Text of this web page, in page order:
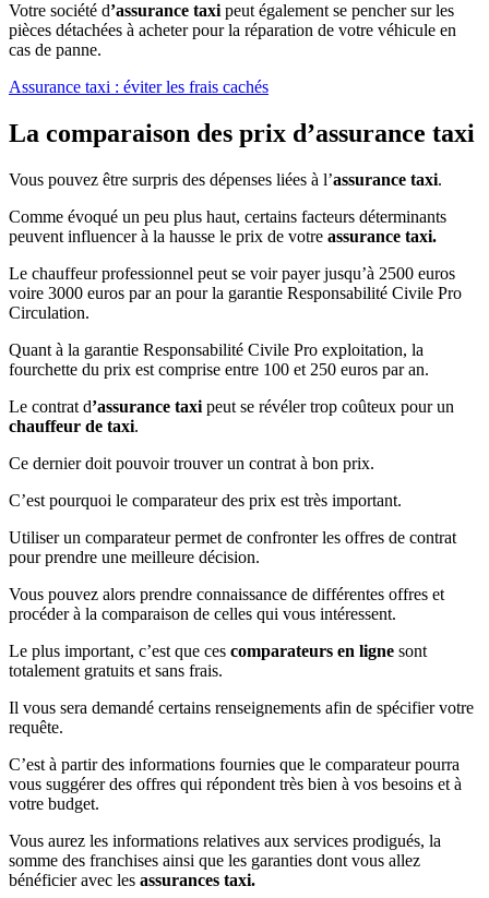
Votre société d’assurance taxi peut également se pencher sur les
pièces détachées à acheter pour la réparation de votre véhicule en
cas de panne.
Assurance taxi : éviter les frais cachés
La comparaison des prix d’assurance taxi
Vous pouvez être surpris des dépenses liées à l’assurance taxi.
Comme évoqué un peu plus haut, certains facteurs déterminants
peuvent influencer à la hausse le prix de votre assurance taxi.
Le chauffeur professionnel peut se voir payer jusqu’à 2500 euros
voire 3000 euros par an pour la garantie Responsabilité Civile Pro
Circulation.
Quant à la garantie Responsabilité Civile Pro exploitation, la
fourchette du prix est comprise entre 100 et 250 euros par an.
Le contrat d’assurance taxi peut se révéler trop coûteux pour un
chauffeur de taxi.
Ce dernier doit pouvoir trouver un contrat à bon prix.
C’est pourquoi le comparateur des prix est très important.
Utiliser un comparateur permet de confronter les offres de contrat
pour prendre une meilleure décision.
Vous pouvez alors prendre connaissance de différentes offres et
procéder à la comparaison de celles qui vous intéressent.
Le plus important, c’est que ces comparateurs en ligne sont
totalement gratuits et sans frais.
Il vous sera demandé certains renseignements afin de spécifier votre
requête.
C’est à partir des informations fournies que le comparateur pourra
vous suggérer des offres qui répondent très bien à vos besoins et à
votre budget.
Vous aurez les informations relatives aux services prodigués, la
somme des franchises ainsi que les garanties dont vous allez
bénéficier avec les assurances taxi.